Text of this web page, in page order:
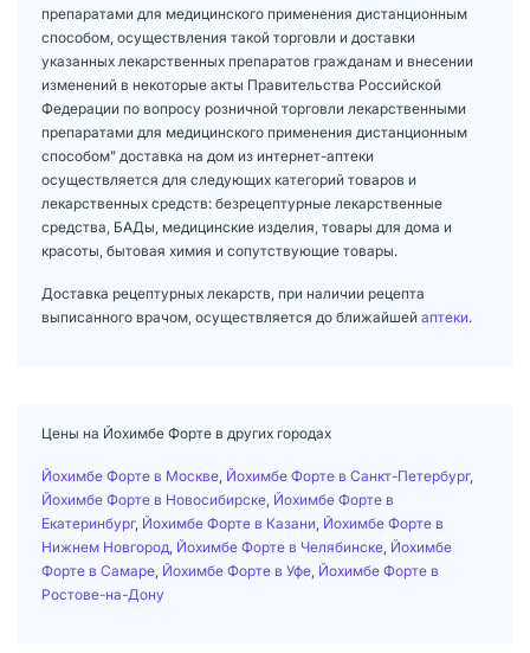
препаратами для медицинского применения дистанционным
способом, осуществления такой торговли и доставки
указанных лекарственных препаратов гражданам и внесении
изменений в некоторые акты Правительства Российской
Федерации по вопросу розничной торговли лекарственными
препаратами для медицинского применения дистанционным
способом" доставка на дом из интернет-аптеки
осуществляется для следующих категорий товаров и
лекарственных средств: безрецептурные лекарственные
средства, БАДы, медицинские изделия, товары для дома и
красоты, бытовая химия и сопутствующие товары.
Доставка рецептурных лекарств, при наличии рецепта
выписанного врачом, осуществляется до ближайшей аптеки.
Цены на Йохимбе Форте в других городах
Йохимбе Форте в Москве Йохимбе Форте в Санкт-Петербург,
Йохимбе Форте в Новосибирске Йохимбе Форте в
Екатеринбург, Йохимбе Форте в Казани Йохимбе Форте в
Нижнем Новгород Йохимбе Форте в Челябинске Йохимбе
Форте в Самаре Йохимбе Форте в Уфе Йохимбе Форте в
Ростове-на-Дону